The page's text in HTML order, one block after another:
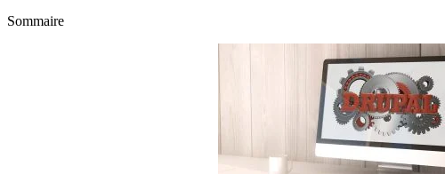
Sommaire